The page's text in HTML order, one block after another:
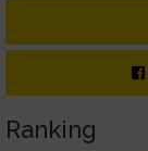
Ranking